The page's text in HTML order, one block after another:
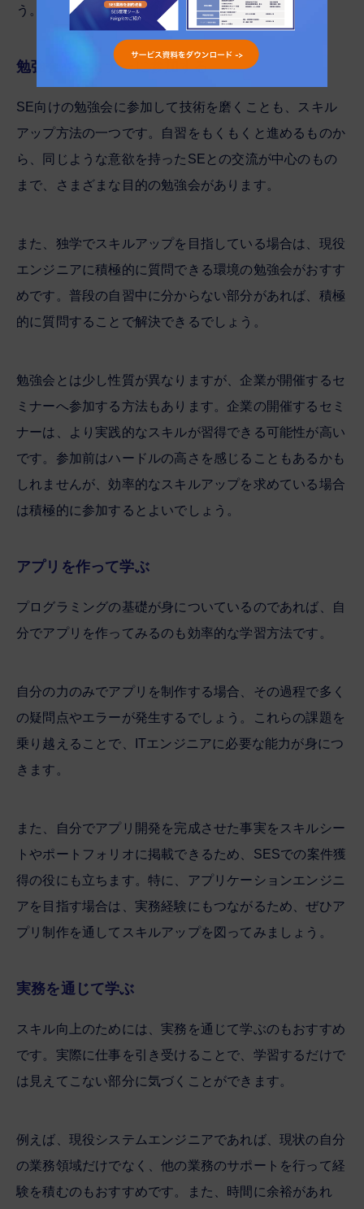
う。
勉強会やセミナーに参加する
SE向けの勉強会に参加して技術を磨くことも、スキル
アップ方法の一つです。自習をもくもくと進めるものか
ら、同じような意欲を持ったSEとの交流が中心のもの
まで、さまざまな目的の勉強会があります。
また、独学でスキルアップを目指している場合は、現役
エンジニアに積極的に質問できる環境の勉強会がおすす
めです。普段の自習中に分からない部分があれば、積極
的に質問することで解決できるでしょう。
勉強会とは少し性質が異なりますが、企業が開催するセ
ミナーへ参加する方法もあります。企業の開催するセミ
ナーは、より実践的なスキルが習得できる可能性が高い
です。参加前はハードルの高さを感じることもあるかも
しれませんが、効率的なスキルアップを求めている場合
は積極的に参加するとよいでしょう。
アプリを作って学ぶ
プログラミングの基礎が身についているのであれば、自
分でアプリを作ってみるのも効率的な学習方法です。
自分の力のみでアプリを制作する場合、その過程で多く
の疑問点やエラーが発生するでしょう。これらの課題を
乗り越えることで、ITエンジニアに必要な能力が身につ
きます。
また、自分でアプリ開発を完成させた事実をスキルシー
トやポートフォリオに掲載できるため、SESでの案件獲
得の役にも立ちます。特に、アプリケーションエンジニ
アを目指す場合は、実務経験にもつながるため、ぜひア
プリ制作を通してスキルアップを図ってみましょう。
実務を通じて学ぶ
スキル向上のためには、実務を通じて学ぶのもおすすめ
です。実際に仕事を引き受けることで、学習するだけで
は見えてこない部分に気づくことができます。
例えば、現役システムエンジニアであれば、現状の自分
の業務領域だけでなく、他の業務のサポートを行って経
験を積むのもおすすめです。また、時間に余裕があれ